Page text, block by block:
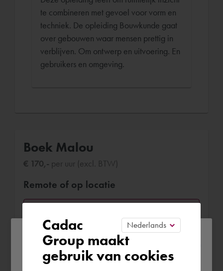
te combineren met gevoel voor vorm en
techniek. De opleiding Bouwkunde gaat
over gebouwen waar mensen prettig in
verblijven. Om ontwerp en uitvoering. En
gebruikers en omgeving.
Boek Malou
€ 170,- per uur (excl. BTW)
Remote of op locatie
Werklocatie
Please confirm your current
region
Cadac
Group maakt
gebruik van cookies